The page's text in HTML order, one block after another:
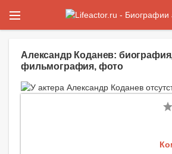
Александр Коданев:
фильмография, фото